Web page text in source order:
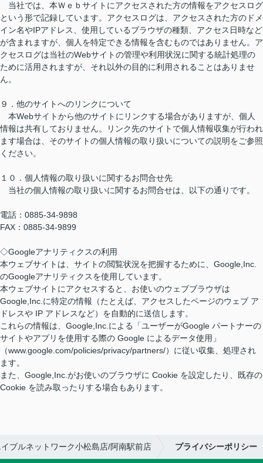
当社では、本Ｗｅｂサイトにアクセスされた方の情報をアクセスログ
という形で記録しています。アクセスログは、アクセスされた方のドメ
イン名やIPアドレス、使用しているブラウザの種類、アクセス日時など
が含まれますが、個人を特定できる情報を含むものではありません。ア
クセスログは当社のWebサイトの管理や利用状況に関する統計処理の
ために活用されますが、それ以外の目的に利用されることはありませ
ん。
９．他のサイトへのリンクについて
本Webサイトから他のサイトにリンクする場合がありますが、個人
情報は共有しておりません。リンク先のサイトで個人情報収集が行われ
ます場合は、そのサイトの個人情報の取り扱いについての説明をご参照
ください。
１０．個人情報の取り扱いに関するお問合せ先
当社の個人情報の取り扱いに関するお問合せは、以下の通りです。
電話：0885-34-9898
FAX：0885-34-9899
◇Googleアナリティクスの利用
本ウェブサイトは、サイトの閲覧状況を把握するために、Google,Inc.
のGoogleアナリティクスを使用しています。
本ウェブサイトにアクセスすると、お使いのウェブブラウザは
Google,Inc.に特定の情報（たとえば、アクセスしたページのウェブ ア
ドレスや IP アドレスなど）を自動的に送信します。
これらの情報は、Google,Inc.による「ユーザーがGoogle パートナーの
サイトやアプリを使用する際の Google によるデータ使用」
（www.google.com/policies/privacy/partners/）に従い収集、処理され
ます。
また、Google,Inc.がお使いのブラウザに Cookie を設定したり、既存の
Cookie を読み取ったりする場合もあります。
ブルネットワーク小松島店/阿南駅前店 プライバシーポリシー